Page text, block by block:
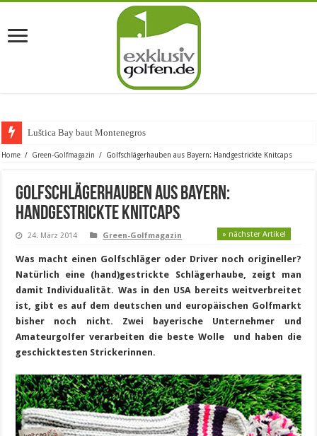
Luštica Bay baut Montenegros erste
Home / Green-Golfmagazin / Golfschlägerhauben aus Bayern: Handgestrickte Knitcaps
Golfschlägerhauben aus Bayern:
Handgestrickte Knitcaps
24. März 2014 Green-Golfmagazin » nächster Artikel
Was macht einen Golfschläger oder Driver noch origineller?
Natürlich eine (hand)gestrickte Schlägerhaube, zeigt man
damit Individualität. Was in den USA bereits weitverbreitet
ist, gibt es auf dem deutschen und europäischen Golfmarkt
bisher noch nicht. Zwei bayerische Unternehmer und
Amateurgolfer verarbeiten die beste Wolle und haben die
geschicktesten Strickerinnen.